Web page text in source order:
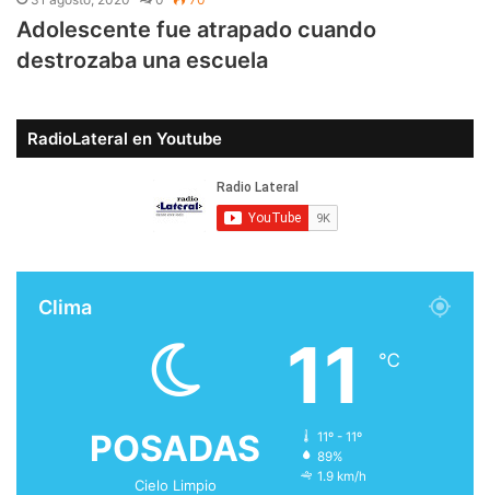
Adolescente fue atrapado cuando
destrozaba una escuela
RadioLateral en Youtube
Clima
POSADAS
Cielo Limpio
11 ℃
11º - 11º
89%
1.9 km/h